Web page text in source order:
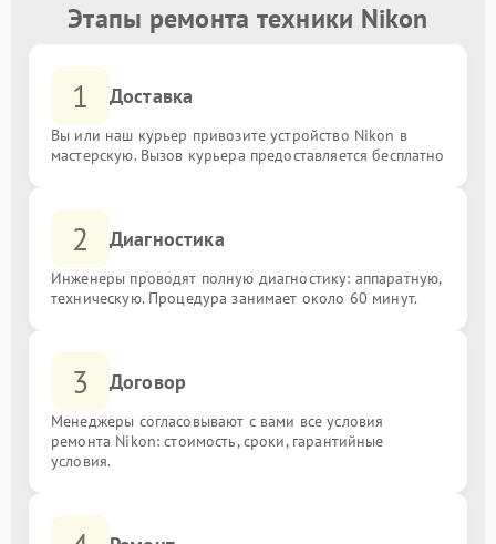
Этапы ремонта техники Nikon
1 Доставка
Вы или наш курьер привозите устройство Nikon в
мастерскую. Вызов курьера предоставляется бесплатно
2 Диагностика
Инженеры проводят полную диагностику: аппаратную,
техническую. Процедура занимает около 60 минут.
3 Договор
Менеджеры согласовывают с вами все условия
ремонта Nikon: стоимость, сроки, гарантийные
условия.